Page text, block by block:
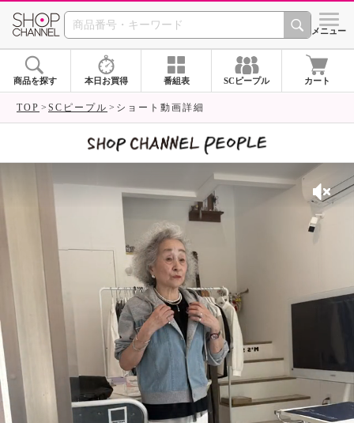
SHOP CHANNEL シメニュー
商品を探す 本日お買得 番組表 SCピープル カート
TOP SCピープル ショート動画詳細